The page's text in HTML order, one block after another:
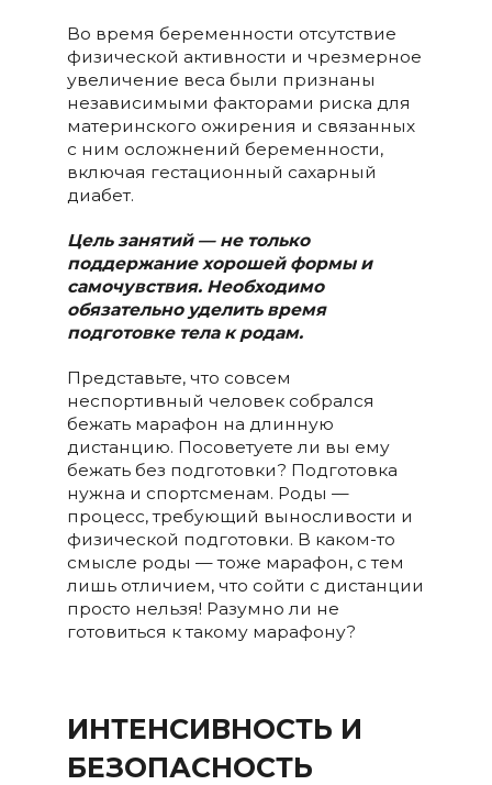
Во время беременности отсутствие
физической активности и чрезмерное
увеличение веса были признаны
независимыми факторами риска для
материнского ожирения и связанных
с ним осложнений беременности,
включая гестационный сахарный
диабет.
Цель занятий — не только
поддержание хорошей формы и
самочувствия. Необходимо
обязательно уделить время
подготовке тела к родам.
Представьте, что совсем
неспортивный человек собрался
бежать марафон на длинную
дистанцию. Посоветуете ли вы ему
бежать без подготовки? Подготовка
нужна и спортсменам. Роды —
процесc, требующий выносливости и
физической подготовки. В каком-то
смысле роды — тоже марафон, с тем
лишь отличием, что сойти с дистанции
просто нельзя! Разумно ли не
готовиться к такому марафону?
ИНТЕНСИВНОСТЬ И
БЕЗОПАСНОСТЬ